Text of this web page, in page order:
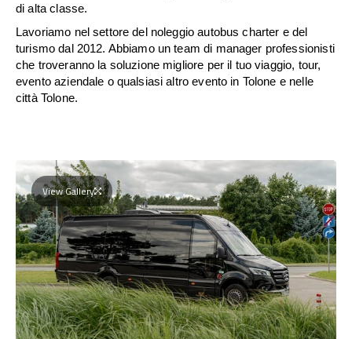
di alta classe.
Lavoriamo nel settore del noleggio autobus charter e del
turismo dal 2012. Abbiamo un team di manager professionisti
che troveranno la soluzione migliore per il tuo viaggio, tour,
evento aziendale o qualsiasi altro evento in Tolone e nelle
città Tolone.
View Gallery